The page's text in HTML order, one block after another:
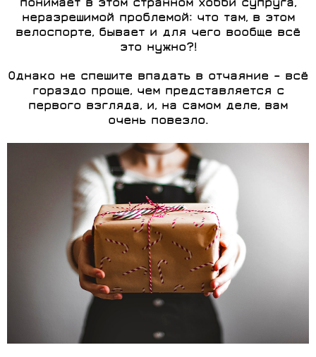
понимает в этом странном хобби супруга,
неразрешимой проблемой: что там, в этом
велоспорте, бывает и для чего вообще всё
это нужно?!
Однако не спешите впадать в отчаяние – всё
гораздо проще, чем представляется с
первого взгляда, и, на самом деле, вам
очень повезло.